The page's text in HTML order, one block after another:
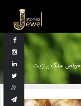
خواص سنگ برنزیت